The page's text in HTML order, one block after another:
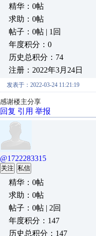
精华：0帖
求助：0帖
帖子：0帖 | 1回
年度积分：0
历史总积分：74
注册：2022年3月24日
发表于：2022-03-24 11:21:19
感谢楼主分享
回复 引用 举报
@1722283315
关注 私信
精华：0帖
求助：0帖
帖子：0帖 | 2回
年度积分：147
历史总积分：147